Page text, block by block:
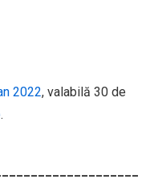
2022, valabilă 30 de
.